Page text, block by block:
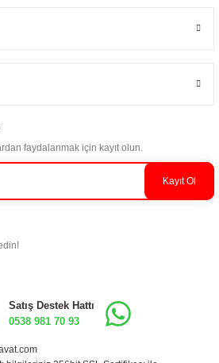
faydalanmak için kayıt olun.
Kayıt Ol
Satış Destek Hattı
0538 981 70 93